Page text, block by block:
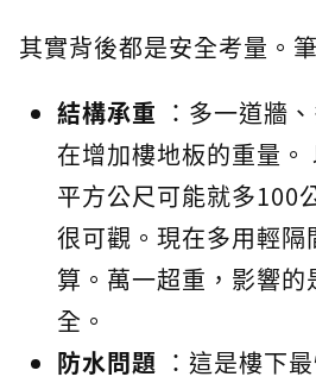
其實背後都是安全考量。
結構承重 ：多一道牆
在增加樓地板的重量
平方公尺可能就多100
很可觀。現在多用輕隔
算。萬一超重，影響
全。
防水問題 ：這是樓下